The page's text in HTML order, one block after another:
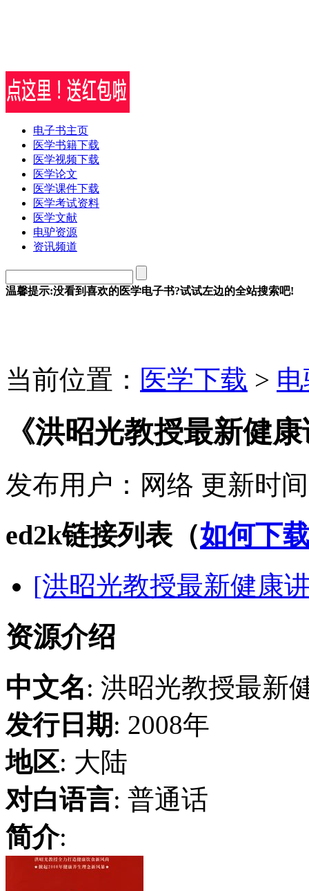
电子书主页
医学书籍下载
医学视频下载
医学论文
医学课件下载
医学考试资料
医学文献
电驴资源
资讯频道
温馨提示:没看到喜欢的医学电子书?试试左边的全站搜索吧!
当前位置： 医学下载 >
《洪昭光教授最新健
发布用户： 网络 更新时
ed2k链接列表（如何下
[洪昭光教授最新健康
资源介绍
中文名: 洪昭光教授最新
发行日期: 2008年
地区: 大陆
对白语言: 普通话
简介: